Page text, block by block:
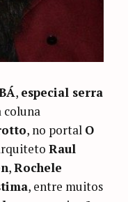
, especial serra
coluna
, no portal O
Raul
,Rochele
, entre muitos